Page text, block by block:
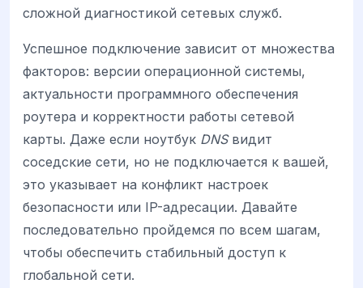
сложной диагностикой сетевых служб.
Успешное подключение зависит от множества
факторов: версии операционной системы,
актуальности программного обеспечения
роутера и корректности работы сетевой
карты. Даже если ноутбук DNSвидит
соседские сети, но не подключается к вашей,
это указывает на конфликт настроек
безопасности или IP-адресации. Давайте
последовательно пройдемся по всем шагам,
чтобы обеспечить стабильный доступ к
глобальной сети.